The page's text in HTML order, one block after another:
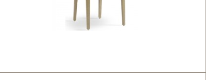
Catégories